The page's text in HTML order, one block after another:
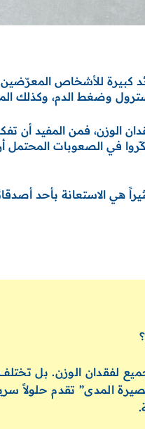
كبيرة للأشخاص
وضغط الدم، وكذلك
الوزن، فمن المفيد أن
في الصعوبات
هي الاستعانة بأحد
لفقدان الوزن. بل
المدى” تقدم حلولاً